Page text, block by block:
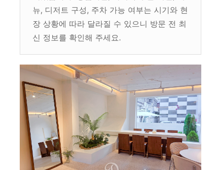
뉴, 디저트 구성, 주차 가능 여부는 시기와 현
장 상황에 따라 달라질 수 있으니 방문 전 최
신 정보를 확인해 주세요.